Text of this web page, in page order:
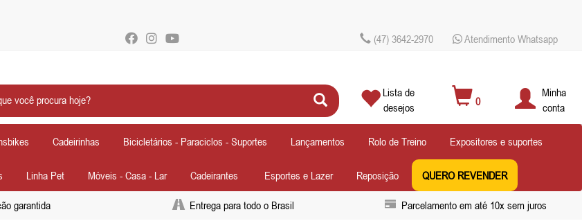
(47) 3642-2970 Atendimento Whatsapp
Lista de
desejos
0
Minha
conta
Cadeirinhas Bicicletários - Paraciclos - Suportes Lançamentos Rolo de Treino Expositores e suportes
Linha Pet Móveis - Casa - Lar Cadeirantes Esportes e Lazer Reposição QUERO REVENDER
garantida Entrega para todo o Brasil Parcelamento em até 10x sem juros